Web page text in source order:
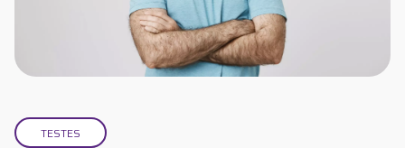
TESTES